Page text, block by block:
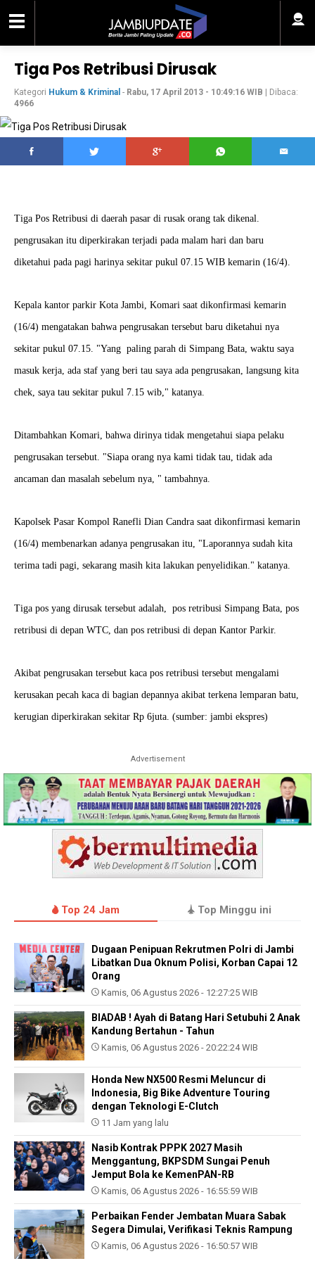
Tiga Pos Retribusi Dirusak
Kategori Hukum & Kriminal - Rabu, 17 April 2013 - 10:49:16 WIB | Dibaca:
4966
Tiga Pos Retribusi di daerah pasar di rusak orang tak dikenal.
pengrusakan itu diperkirakan terjadi pada malam hari dan baru
diketahui pada pagi harinya sekitar pukul 07.15 WIB kemarin (16/4).
Kepala kantor parkir Kota Jambi, Komari saat dikonfirmasi kemarin
(16/4) mengatakan bahwa pengrusakan tersebut baru diketahui nya
sekitar pukul 07.15. "Yang paling parah di Simpang Bata, waktu saya
masuk kerja, ada staf yang beri tau saya ada pengrusakan, langsung kita
chek, saya tau sekitar pukul 7.15 wib," katanya.
Ditambahkan Komari, bahwa dirinya tidak mengetahui siapa pelaku
pengrusakan tersebut. "Siapa orang nya kami tidak tau, tidak ada
ancaman dan masalah sebelum nya, " tambahnya.
Kapolsek Pasar Kompol Ranefli Dian Candra saat dikonfirmasi kemarin
(16/4) membenarkan adanya pengrusakan itu, "Laporannya sudah kita
terima tadi pagi, sekarang masih kita lakukan penyelidikan." katanya.
Tiga pos yang dirusak tersebut adalah, pos retribusi Simpang Bata, pos
retribusi di depan WTC, dan pos retribusi di depan Kantor Parkir.
Akibat pengrusakan tersebut kaca pos retribusi tersebut mengalami
kerusakan pecah kaca di bagian depannya akibat terkena lemparan batu,
kerugian diperkirakan sekitar Rp 6juta. (sumber: jambi ekspres)
Advertisement
Top 24 Jam Top Minggu ini
Dugaan Penipuan Rekrutmen Polri di Jambi
Libatkan Dua Oknum Polisi, Korban Capai 12
Orang
Kamis, 06 Agustus 2026 - 12:27:25 WIB
BIADAB ! Ayah di Batang Hari Setubuhi 2 Anak
Kandung Bertahun - Tahun
Kamis, 06 Agustus 2026 - 20:22:24 WIB
Honda New NX500 Resmi Meluncur di
Indonesia, Big Bike Adventure Touring
dengan Teknologi E-Clutch
11 Jam yang lalu
Nasib Kontrak PPPK 2027 Masih
Menggantung, BKPSDM Sungai Penuh
Jemput Bola ke KemenPAN-RB
Kamis, 06 Agustus 2026 - 16:55:59 WIB
Perbaikan Fender Jembatan Muara Sabak
Segera Dimulai, Verifikasi Teknis Rampung
Kamis, 06 Agustus 2026 - 16:50:57 WIB